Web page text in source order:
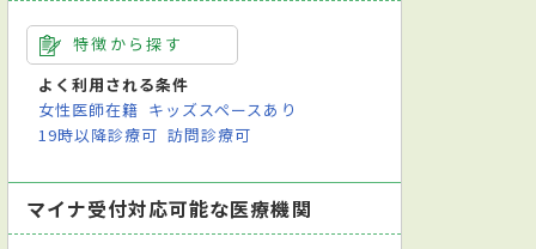
特徴から探す
よく利用される条件
女性医師在籍 キッズスペースあり
19時以降診療可 訪問診療可
マイナ受付対応可能な医療機関